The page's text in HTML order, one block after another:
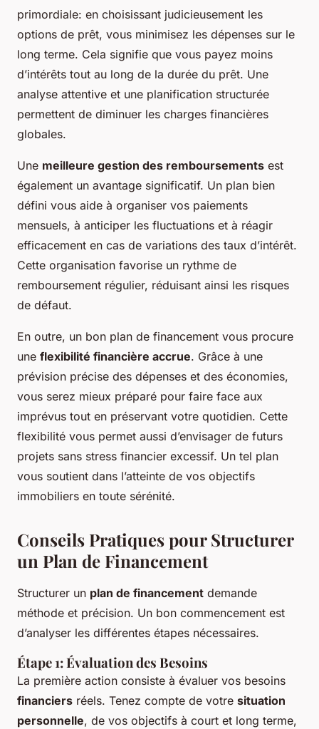
primordiale: en choisissant judicieusement les
options de prêt, vous minimisez les dépenses sur le
long terme. Cela signifie que vous payez moins
d’intérêts tout au long de la durée du prêt. Une
analyse attentive et une planification structurée
permettent de diminuer les charges financières
globales.
Une meilleure gestion des remboursements est
également un avantage significatif. Un plan bien
défini vous aide à organiser vos paiements
mensuels, à anticiper les fluctuations et à réagir
efficacement en cas de variations des taux d’intérêt.
Cette organisation favorise un rythme de
remboursement régulier, réduisant ainsi les risques
de défaut.
En outre, un bon plan de financement vous procure
une flexibilité financière accrue. Grâce à une
prévision précise des dépenses et des économies,
vous serez mieux préparé pour faire face aux
imprévus tout en préservant votre quotidien. Cette
flexibilité vous permet aussi d’envisager de futurs
projets sans stress financier excessif. Un tel plan
vous soutient dans l’atteinte de vos objectifs
immobiliers en toute sérénité.
Conseils Pratiques pour Structurer
un Plan de Financement
Structurer un plan de financement demande
méthode et précision. Un bon commencement est
d’analyser les différentes étapes nécessaires.
Étape 1: Évaluation des Besoins
La première action consiste à évaluer vos besoins
financiers réels. Tenez compte de votre situation
personnelle, de vos objectifs à court et long terme,